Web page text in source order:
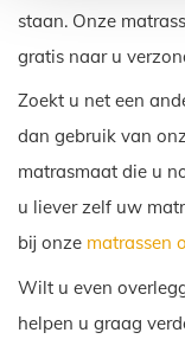
staan. Onze
gratis naar u
Zoekt u net een
dan gebruik van
matrasmaat die u
u liever zelf uw
bij onze matrassen
Wilt u even
helpen u graag